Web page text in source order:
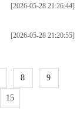
[2026-05-28 21:26:44]
[2026-05-28 21:20:55]
8 9
15